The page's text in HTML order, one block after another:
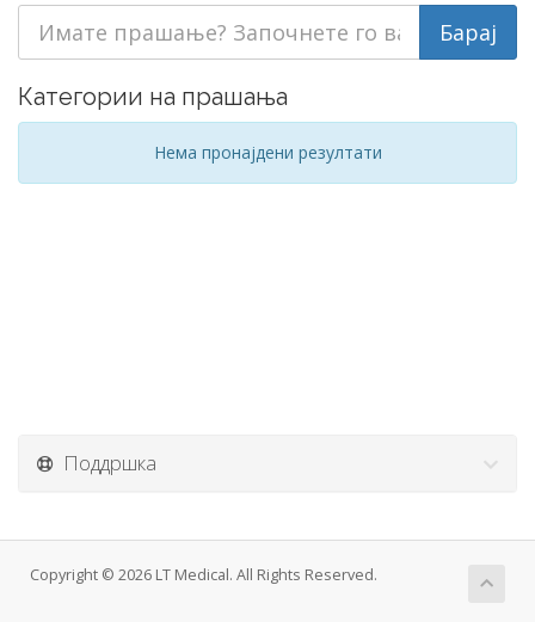
Категории на прашања
Нема пронајдени резултати
Поддршка
Copyright © 2026 LT Medical. All Rights Reserved.